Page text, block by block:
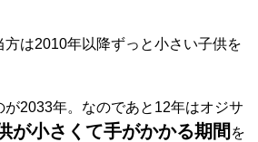
は2010年以降ずっと小さい子供を
が2033年。なのであと12年はオジサ
が小さくて手がかかる期間 を